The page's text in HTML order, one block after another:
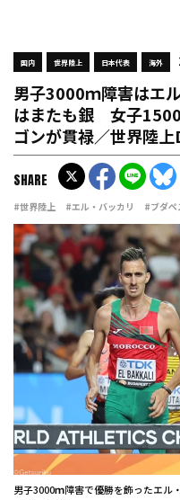
国内 世界陸上 日本代表 海外
男子3000ｍ障害はエ
はまたも銀 女子
ゴンが貫禄／世界陸上
#世界陸上 #エル・バッカリ #ブダペ
SHARE
男子3000ｍ障害で優勝を飾ったエル